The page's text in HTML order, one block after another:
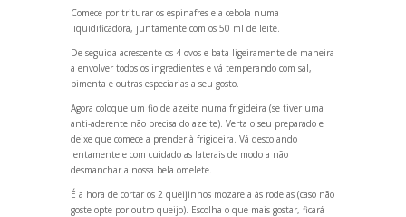
Comece por triturar os espinafres e a cebola numa
liquidificadora, juntamente com os 50 ml de leite.
De seguida acrescente os 4 ovos e bata ligeiramente de maneira
a envolver todos os ingredientes e vá temperando com sal,
pimenta e outras especiarias a seu gosto.
Agora coloque um fio de azeite numa frigideira (se tiver uma
anti-aderente não precisa do azeite). Verta o seu preparado e
deixe que comece a prender à frigideira. Vá descolando
lentamente e com cuidado as laterais de modo a não
desmanchar a nossa bela omelete.
É a hora de cortar os 2 queijinhos mozarela às rodelas (caso não
goste opte por outro queijo). Escolha o que mais gostar, ficará